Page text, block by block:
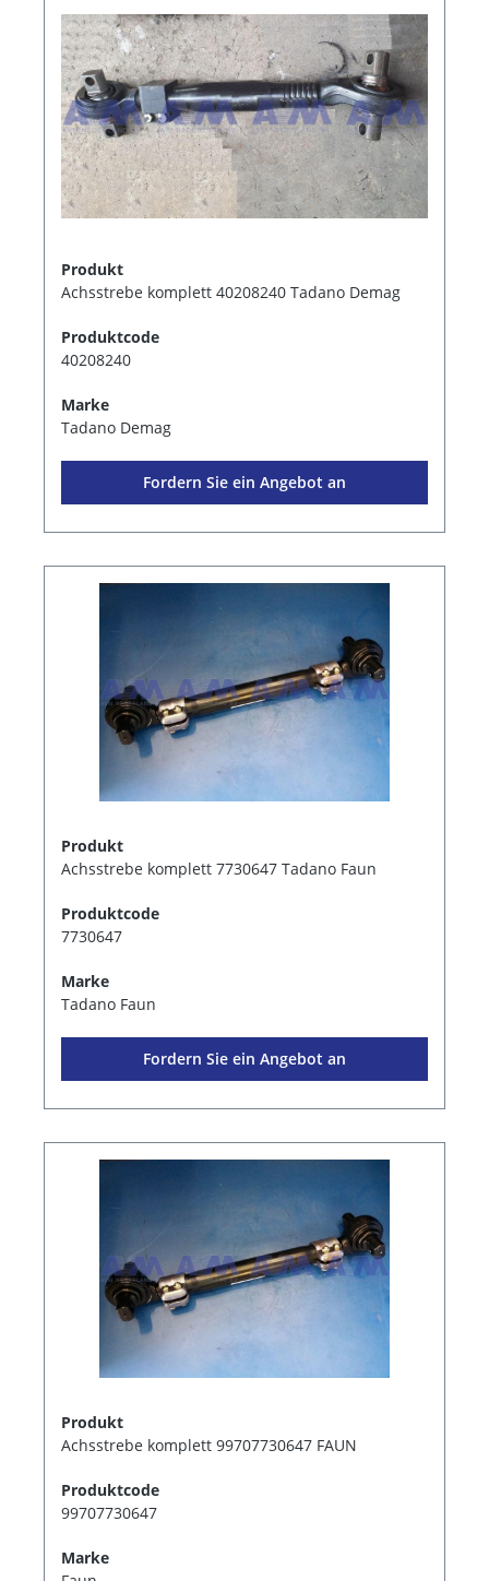
Produkt
Achsstrebe komplett 40208240 Tadano Demag
Produktcode
40208240
Marke
Tadano Demag
Fordern Sie ein Angebot an
Produkt
Achsstrebe komplett 7730647 Tadano Faun
Produktcode
7730647
Marke
Tadano Faun
Fordern Sie ein Angebot an
Produkt
Achsstrebe komplett 99707730647 FAUN
Produktcode
99707730647
Marke